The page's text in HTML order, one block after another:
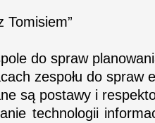
Tomisiem”
do spraw
zespołu do spraw
są postawy i
technologii